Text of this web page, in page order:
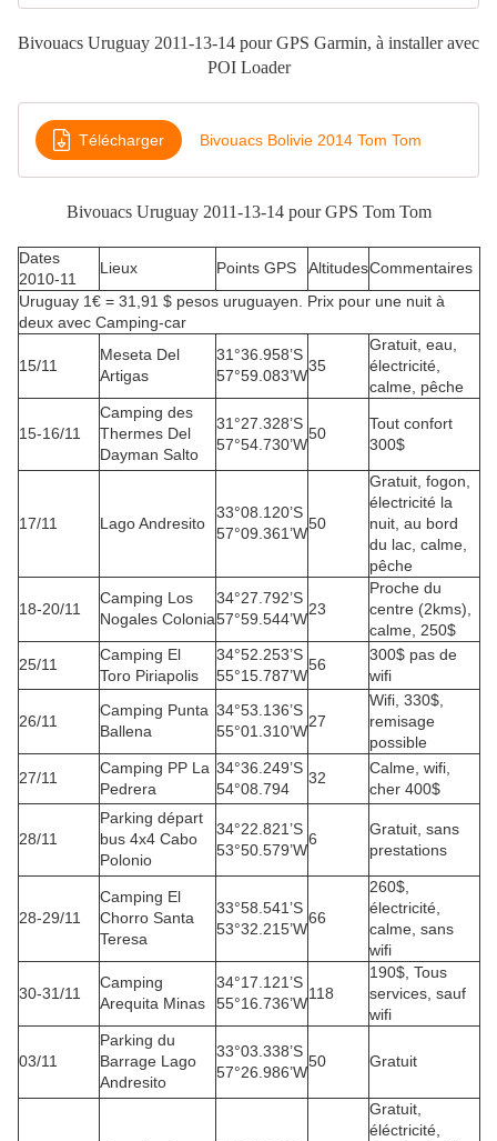
Bivouacs Uruguay 2011-13-14 pour GPS Garmin, à installer avec
POI Loader
Télécharger Bivouacs Bolivie 2014 Tom Tom
Bivouacs Uruguay 2011-13-14pour GPS Tom Tom
Dates
2010-11
Lieux Points GPS AltitudesCommentaires
Uruguay 1€ = 31,91 $ pesos uruguayen. Prix pour une nuit à
deux avec Camping-car
15/11
Meseta Del
Artigas
31°36.958’S
57°59.083’W
35
Gratuit, eau,
électricité,
calme, pêche
15-16/11
Camping des
Thermes Del
Dayman Salto
31°27.328’S
57°54.730’W
50
Tout confort
300$
17/11 Lago Andresito
33°08.120’S
57°09.361’W
50
Gratuit, fogon,
électricité la
nuit, au bord
du lac, calme,
pêche
18-20/11
Camping Los
Nogales Colonia
34°27.792’S
57°59.544’W
23
Proche du
centre (2kms),
calme, 250$
25/11
Camping El
Toro Piriapolis
34°52.253’S
55°15.787’W
56
300$ pas de
wifi
26/11
Camping Punta
Ballena
34°53.136’S
55°01.310’W
27
Wifi, 330$,
remisage
possible
27/11
Camping PP La
Pedrera
34°36.249’S
54°08.794
32
Calme, wifi,
cher 400$
28/11
Parking départ
bus 4x4 Cabo
Polonio
34°22.821’S
53°50.579’W
6
Gratuit, sans
prestations
28-29/11
Camping El
Chorro Santa
Teresa
33°58.541’S
53°32.215’W
66
260$,
électricité,
calme, sans
wifi
30-31/11
Camping
Arequita Minas
34°17.121’S
55°16.736’W
118
190$, Tous
services, sauf
wifi
03/11
Parking du
Barrage Lago
Andresito
33°03.338’S
57°26.986’W
50 Gratuit
Gratuit,
éléctricité,